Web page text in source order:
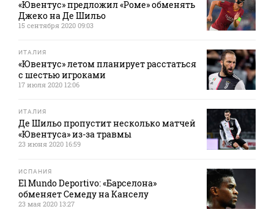
«Ювентус» предложил «Роме» обменять
Джеко на Де Шильо
15 сентября 2020 09:03
ИТАЛИЯ
«Ювентус» летом планирует расстаться
с шестью игроками
17 июля 2020 12:06
ИТАЛИЯ
Де Шильо пропустит несколько матчей
«Ювентуса» из-за травмы
23 июня 2020 16:59
ИСПАНИЯ
El Mundo Deportivo: «Барселона»
обменяет Семеду на Канселу
23 мая 2020 13:27